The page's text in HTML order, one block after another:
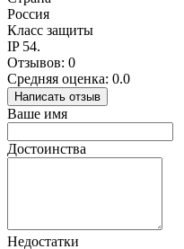
Россия
Класс защиты
IP 54.
Отзывов: 0
Средняя оценка: 0.0
Написать отзыв
Ваше имя
Достоинства
Недостатки